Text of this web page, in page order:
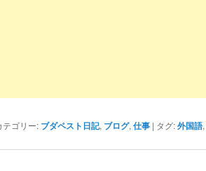
テゴリー: ブダペスト日記, ブログ, 仕事 | タグ:外国語,